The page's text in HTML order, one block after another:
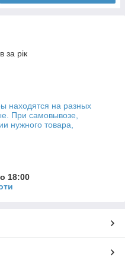
за рік
находятся на разных
При самовывозе,
нужного товара,
18:00